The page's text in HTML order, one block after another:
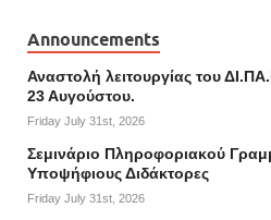
Announcements
Αναστολή λειτουργίας του
23 Αυγούστου.
Friday July 31st, 2026
Σεμινάριο Πληροφοριακού
Υποψήφιους Διδάκτορες
Friday July 31st, 2026